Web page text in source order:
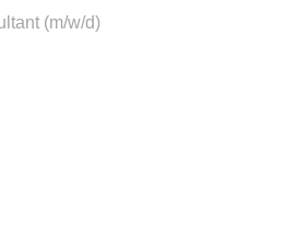
(m/w/d)